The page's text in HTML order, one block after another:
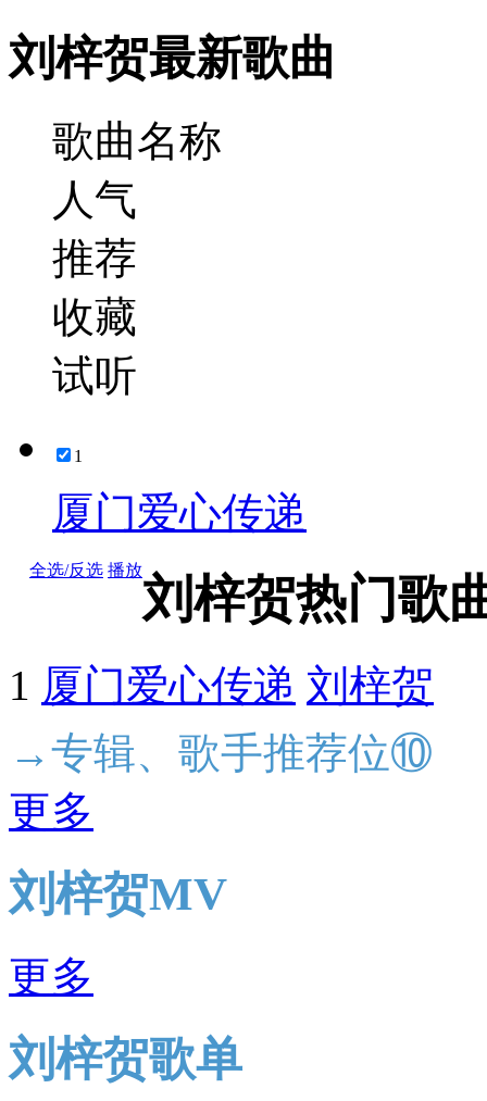
刘梓贺最新歌曲
歌曲名称
人气
推荐
收藏
试听
1
厦门爱心传递
全选/反选 播放
刘梓贺热门歌
1 厦门爱心传递 刘梓贺
→专辑、歌手推荐位⑩
更多
刘梓贺MV
更多
刘梓贺歌单